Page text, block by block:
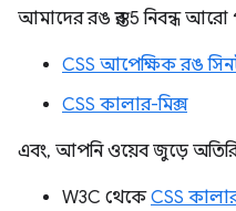
আমাদের রঙ স্তর 5 নিবন্ধ
CSS আপেক্ষিক রঙ
CSS কালার-মিক্স
এবং, আপনি ওয়েব জুড়ে
W3C থেকেCSS